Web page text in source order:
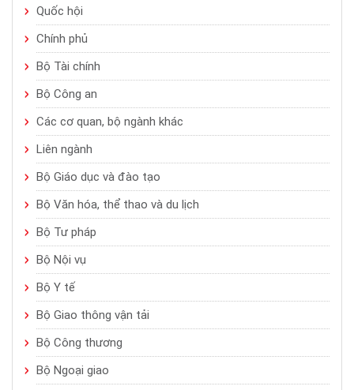
Quốc hội
Chính phủ
Bộ Tài chính
Bộ Công an
Các cơ quan, bộ ngành khác
Liên ngành
Bộ Giáo dục và đào tạo
Bộ Văn hóa, thể thao và du lịch
Bộ Tư pháp
Bộ Nội vụ
Bộ Y tế
Bộ Giao thông vận tải
Bộ Công thương
Bộ Ngoại giao